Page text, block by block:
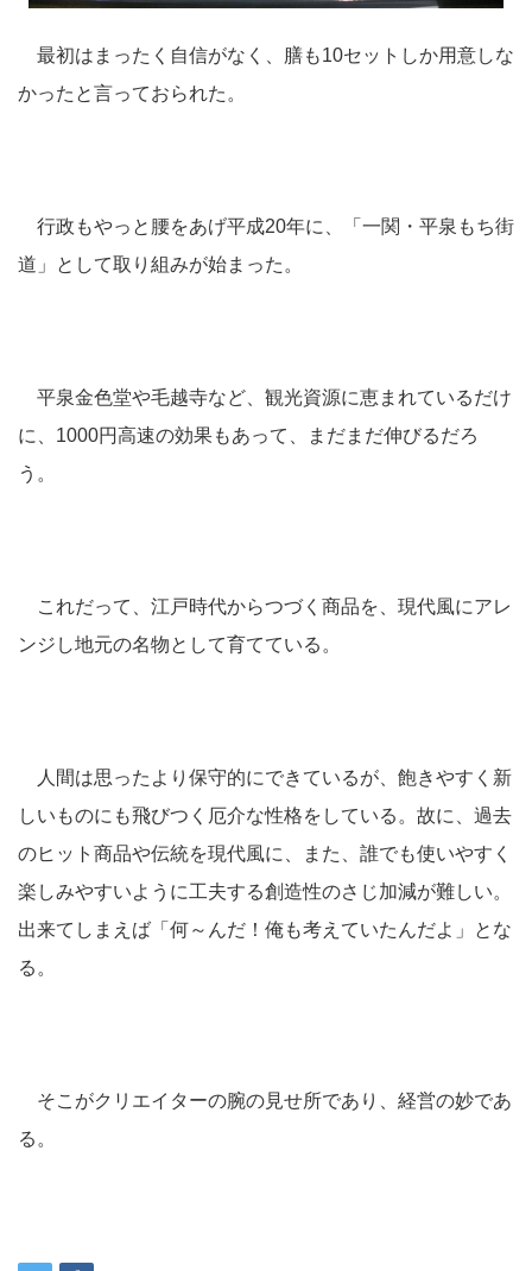
最初はまったく自信がなく、膳も10セットしか用意しな
かったと言っておられた。
行政もやっと腰をあげ平成20年に、「一関・平泉もち街
道」として取り組みが始まった。
平泉金色堂や毛越寺など、観光資源に恵まれているだけ
に、1000円高速の効果もあって、まだまだ伸びるだろ
う。
これだって、江戸時代からつづく商品を、現代風にアレ
ンジし地元の名物として育てている。
人間は思ったより保守的にできているが、飽きやすく新
しいものにも飛びつく厄介な性格をしている。故に、過去
のヒット商品や伝統を現代風に、また、誰でも使いやすく
楽しみやすいように工夫する創造性のさじ加減が難しい。
出来てしまえば「何～んだ！俺も考えていたんだよ」とな
る。
そこがクリエイターの腕の見せ所であり、経営の妙であ
る。